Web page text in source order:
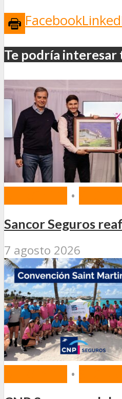
Facebook
Te podría interesar
•
Sancor Seguros
7 agosto 2026
•